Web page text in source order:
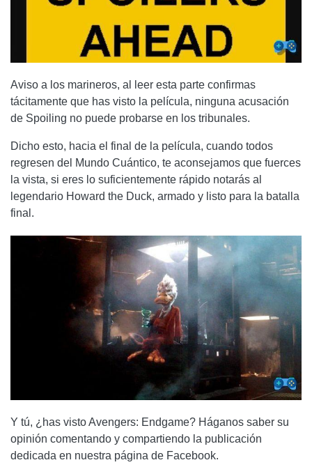
Aviso a los marineros, al leer esta parte confirmas
tácitamente que has visto la película, ninguna acusación
de Spoiling no puede probarse en los tribunales.
Dicho esto, hacia el final de la película, cuando todos
regresen del Mundo Cuántico, te aconsejamos que fuerces
la vista, si eres lo suficientemente rápido notarás al
legendario Howard the Duck, armado y listo para la batalla
final.
Y tú, ¿has visto Avengers: Endgame? Háganos saber su
opinión comentando y compartiendo la publicación
dedicada en nuestra página de Facebook.